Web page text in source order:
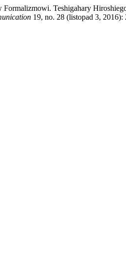
Teshigahary
19, no. 28 (listopad 3,